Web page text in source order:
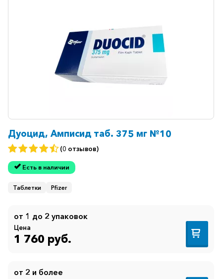
Дуоцид, Амписид таб. 375 мг №10
(0 отзывов)
Есть в наличии
Таблетки Pfizer
от 1 до 2 упаковок
Цена
1 760 руб.
от 2 и более